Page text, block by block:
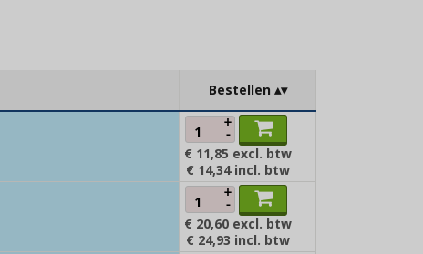
Bestellen
+
-
€ 11,85 excl. btw
€ 14,34incl. btw
+
-
€ 20,60 excl. btw
€ 24,93 incl. btw